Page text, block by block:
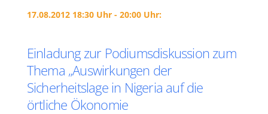
17.08.2012 18:30 Uhr - 20:00 Uhr:
Einladung zur Podiumsdiskussion zum
Thema „Auswirkungen der
Sicherheitslage in Nigeria auf die
örtliche Ökonomie